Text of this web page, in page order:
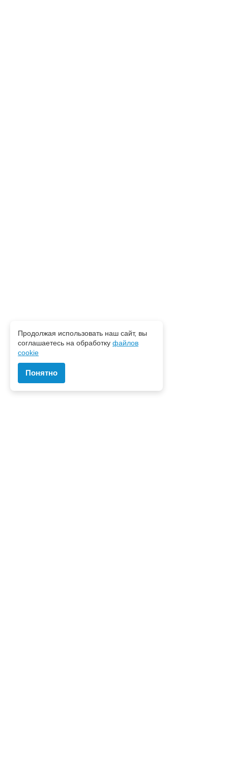
Продолжая использовать наш сайт, вы
соглашаетесь на обработку файлов
cookie
Понятно